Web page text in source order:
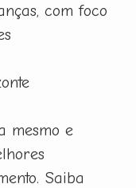
com foco
mesmo e
Saiba